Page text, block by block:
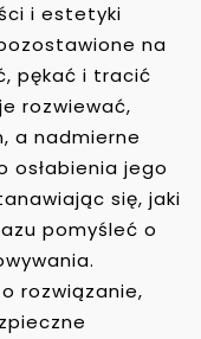
i estetyki
na
pękać i tracić
rozwiewać,
a nadmierne
osłabienia jego
się, jaki
pomyśleć o
rozwiązanie,